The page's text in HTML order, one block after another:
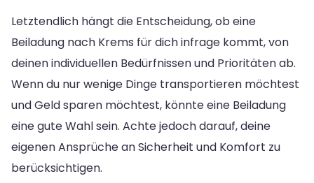
Letztendlich hängt die Entscheidung, ob eine
Beiladung nach Krems für dich infrage kommt, von
deinen individuellen Bedürfnissen und Prioritäten ab.
Wenn du nur wenige Dinge transportieren möchtest
und Geld sparen möchtest, könnte eine Beiladung
eine gute Wahl sein. Achte jedoch darauf, deine
eigenen Ansprüche an Sicherheit und Komfort zu
berücksichtigen.